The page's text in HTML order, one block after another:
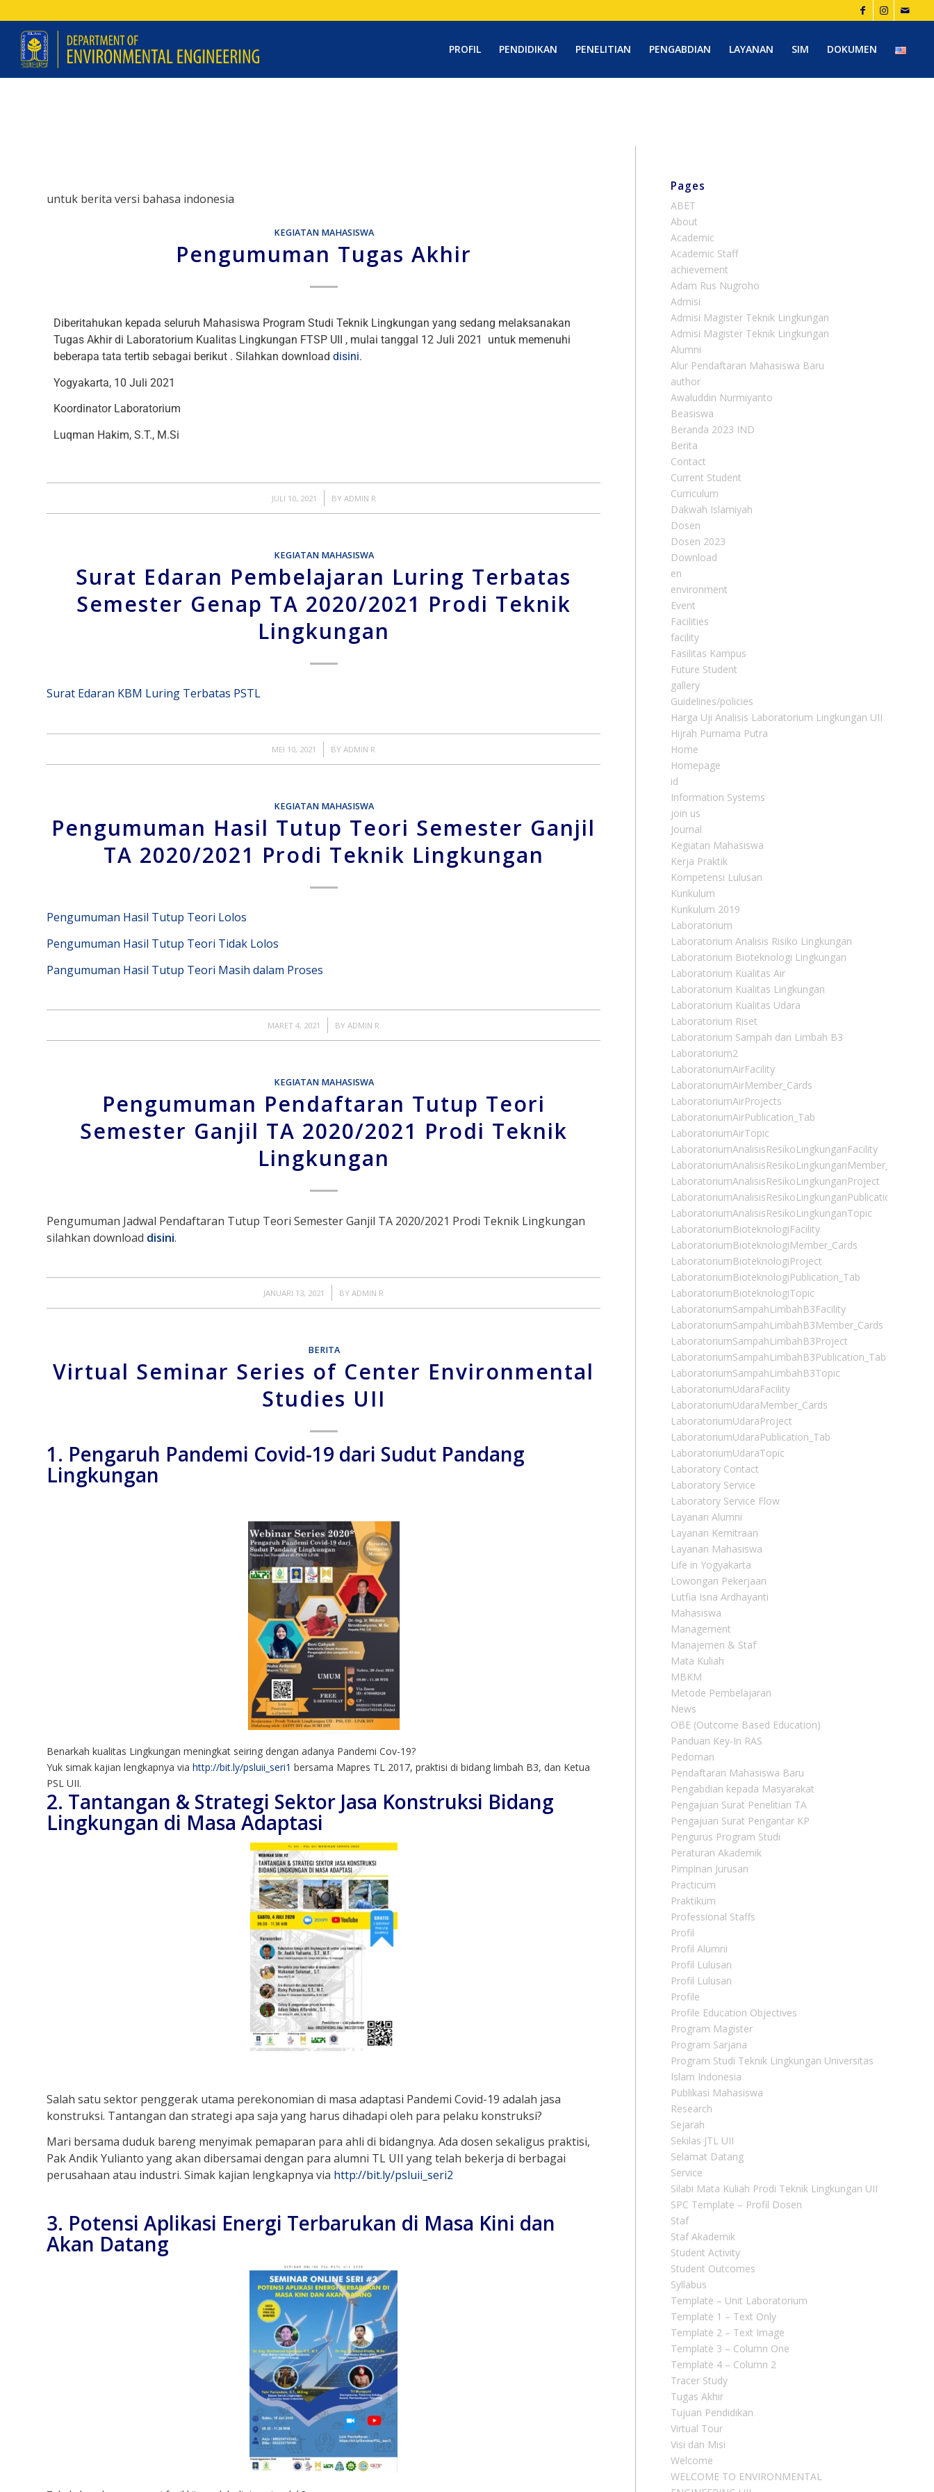
PROFIL PENDIDIKAN PENELITIAN PENGABDIAN LAYANAN SIM DOKUMEN
untuk berita versi bahasa indonesia
KEGIATAN MAHASISWA
Pengumuman Tugas Akhir
Diberitahukan kepada seluruh Mahasiswa Program Studi Teknik Lingkungan yang sedang melaksanakan
Tugas Akhir di Laboratorium Kualitas Lingkungan FTSP UII , mulai tanggal 12 Juli 2021 untuk memenuhi
beberapa tata tertib sebagai berikut . Silahkan download disini.
Yogyakarta, 10 Juli 2021
Koordinator Laboratorium
Luqman Hakim, S.T., M.Si
JULI 10, 2021
/ BY ADMIN R
KEGIATAN MAHASISWA
Surat Edaran Pembelajaran Luring Terbatas
Semester Genap TA 2020/2021 Prodi Teknik
Lingkungan
Surat Edaran KBM Luring Terbatas PSTL
MEI 10, 2021
/ BY ADMIN R
KEGIATAN MAHASISWA
Pengumuman Hasil Tutup Teori Semester Ganjil
TA 2020/2021 Prodi Teknik Lingkungan
Pengumuman Hasil Tutup Teori Lolos
Pengumuman Hasil Tutup Teori Tidak Lolos
Pangumuman Hasil Tutup Teori Masih dalam Proses
MARET 4, 2021
/ BY ADMIN R
KEGIATAN MAHASISWA
Pengumuman Pendaftaran Tutup Teori
Semester Ganjil TA 2020/2021 Prodi Teknik
Lingkungan
Pengumuman Jadwal Pendaftaran Tutup Teori Semester Ganjil TA 2020/2021 Prodi Teknik Lingkungan
silahkan download disini.
JANUARI 13, 2021
/ BY ADMIN R
BERITA
Virtual Seminar Series of Center Environmental
Studies UII
1. Pengaruh Pandemi Covid-19 dari Sudut Pandang
Lingkungan
Benarkah kualitas Lingkungan meningkat seiring dengan adanya Pandemi Cov-19?
Yuk simak kajian lengkapnya via http://bit.ly/psluii_seri1 bersama Mapres TL 2017, praktisi di bidang limbah B3, dan Ketua
PSL UII.
2. Tantangan & Strategi Sektor Jasa Konstruksi Bidang
Lingkungan di Masa Adaptasi
Salah satu sektor penggerak utama perekonomian di masa adaptasi Pandemi Covid-19 adalah jasa
konstruksi. Tantangan dan strategi apa saja yang harus dihadapi oleh para pelaku konstruksi?
Mari bersama duduk bareng menyimak pemaparan para ahli di bidangnya. Ada dosen sekaligus praktisi,
Pak Andik Yulianto yang akan dibersamai dengan para alumni TL UII yang telah bekerja di berbagai
perusahaan atau industri. Simak kajian lengkapnya via http://bit.ly/psluii_seri2
3. Potensi Aplikasi Energi Terbarukan di Masa Kini dan
Akan Datang
Pages
ABET
About
Academic
Academic Staff
achievement
Adam Rus Nugroho
Admisi
Admisi Magister Teknik Lingkungan
Admisi Magister Teknik Lingkungan
Alumni
Alur Pendaftaran Mahasiswa Baru
author
Awaluddin Nurmiyanto
Beasiswa
Beranda 2023 IND
Berita
Contact
Current Student
Curriculum
Dakwah Islamiyah
Dosen
Dosen 2023
Download
en
environment
Event
Facilities
facility
Fasilitas Kampus
Future Student
gallery
Guidelines/policies
Harga Uji Analisis Laboratorium Lingkungan UII
Hijrah Purnama Putra
Home
Homepage
id
Information Systems
join us
Journal
Kegiatan Mahasiswa
Kerja Praktik
Kompetensi Lulusan
Kurikulum
Kurikulum 2019
Laboratorium
Laboratorium Analisis Risiko Lingkungan
Laboratorium Bioteknologi Lingkungan
Laboratorium Kualitas Air
Laboratorium Kualitas Lingkungan
Laboratorium Kualitas Udara
Laboratorium Riset
Laboratorium Sampah dan Limbah B3
Laboratorium2
LaboratoriumAirFacility
LaboratoriumAirMember_Cards
LaboratoriumAirProjects
LaboratoriumAirPublication_Tab
LaboratoriumAirTopic
LaboratoriumAnalisisResikoLingkunganFacility
LaboratoriumAnalisisResikoLingkunganMember_Cards
LaboratoriumAnalisisResikoLingkunganProject
LaboratoriumAnalisisResikoLingkunganPublication_Tab
LaboratoriumAnalisisResikoLingkunganTopic
LaboratoriumBioteknologiFacility
LaboratoriumBioteknologiMember_Cards
LaboratoriumBioteknologiProject
LaboratoriumBioteknologiPublication_Tab
LaboratoriumBioteknologiTopic
LaboratoriumSampahLimbahB3Facility
LaboratoriumSampahLimbahB3Member_Cards
LaboratoriumSampahLimbahB3Project
LaboratoriumSampahLimbahB3Publication_Tab
LaboratoriumSampahLimbahB3Topic
LaboratoriumUdaraFacility
LaboratoriumUdaraMember_Cards
LaboratoriumUdaraProject
LaboratoriumUdaraPublication_Tab
LaboratoriumUdaraTopic
Laboratory Contact
Laboratory Service
Laboratory Service Flow
Layanan Alumni
Layanan Kemitraan
Layanan Mahasiswa
Life in Yogyakarta
Lowongan Pekerjaan
Lutfia Isna Ardhayanti
Mahasiswa
Management
Manajemen & Staf
Mata Kuliah
MBKM
Metode Pembelajaran
News
OBE (Outcome Based Education)
Panduan Key-In RAS
Pedoman
Pendaftaran Mahasiswa Baru
Pengabdian kepada Masyarakat
Pengajuan Surat Penelitian TA
Pengajuan Surat Pengantar KP
Pengurus Program Studi
Peraturan Akademik
Pimpinan Jurusan
Practicum
Praktikum
Professional Staffs
Profil
Profil Alumni
Profil Lulusan
Profil Lulusan
Profile
Profile Education Objectives
Program Magister
Program Sarjana
Program Studi Teknik Lingkungan Universitas
Islam Indonesia
Publikasi Mahasiswa
Research
Sejarah
Sekilas JTL UII
Selamat Datang
Service
Silabi Mata Kuliah Prodi Teknik Lingkungan UII
SPC Template – Profil Dosen
Staf
Staf Akademik
Student Activity
Student Outcomes
Syllabus
Template – Unit Laboratorium
Template 1 – Text Only
Template 2 – Text Image
Template 3 – Column One
Template 4 – Column 2
Tracer Study
Tugas Akhir
Tujuan Pendidikan
Virtual Tour
Visi dan Misi
Welcome
WELCOME TO ENVIRONMENTAL